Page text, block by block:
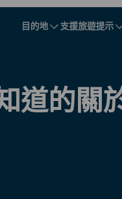
目的地 支援旅遊提示
保加利亞
道的關